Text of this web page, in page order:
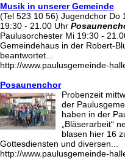
Musik in unserer Gemeinde
(Tel 523 10 56) Jugendchor Do
19:30 - 21.00 Uhr
Paulusorchester Mi 19:30 -
Gemeindehaus in der Robert-
beantwortet...
http://www.paulusgemeinde-
Posaunenchor
Probenzeit
der
haben in der
„Bläserarbeit“
blasen hier 16
Gottesdiensten und diversen...
http://www.paulusgemeinde-